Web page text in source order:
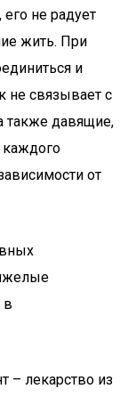
не радует
жить. При
и
не связывает с
также давящие,
каждого
от
в
– лекарство из